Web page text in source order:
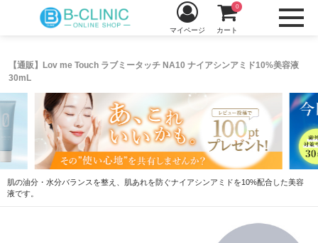
【通販】Lov me Touch ラブミータッチ NA10 ナイアシンアミド10%美容液
30mL
マイページ カート
0
肌の油分・水分バランスを整え、肌あれを防ぐナイアシンアミドを10%配合した美容
液です。